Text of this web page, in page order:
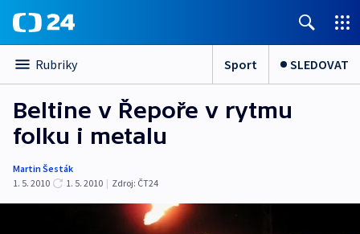
Rubriky Sport SLEDOVAT
Beltine v Řepoře v rytmu
folku i metalu
Martin Šesták
1. 5. 2010
1. 5. 2010 | Zdroj: ČT24